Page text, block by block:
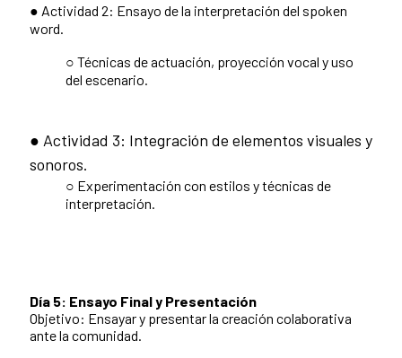
● Actividad 2: Ensayo de la interpretación del spoken
word.
○ Técnicas de actuación, proyección vocal y uso
del escenario.
● Actividad 3: Integración de elementos visuales y
sonoros.
○ Experimentación con estilos y técnicas de
interpretación.
Día 5: Ensayo Final y Presentación
Objetivo: Ensayar y presentar la creación colaborativa
ante la comunidad.